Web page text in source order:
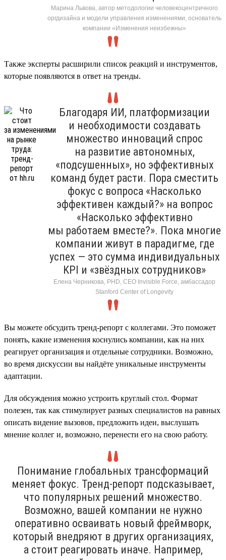
Марина Львова, автор методологии человекоцентричного
оргдизайна и модели управления изменениями, основатель
компании «Изменения неизбежны»
Также эксперты расширили список реакций и инструментов,
которые появляются в ответ на тренды.
Благодаря ИИ, платформизации
и необходимости создавать
множество инноваций спрос
на развитие автономных,
«подсушенных», но эффективных
команд будет расти. Пора сместить
фокус с вопроса «Насколько
эффективен каждый?» на вопрос
«Насколько эффективно
мы работаем вместе?». Пока многие
компании живут в парадигме, где
успех — это сумма индивидуальных
KPI и «звёздных сотрудников»
Елена Черникова, PHD, CEO Invisible Force, амбассадор
Stanford Center of Longevity
Вы можете обсудить тренд-репорт с коллегами. Это поможет
понять, какие изменения коснулись компании, как на них
реагирует организация и отдельные сотрудники. Возможно,
во время дискуссии вы найдёте уникальные инструменты
адаптации.
Для обсуждения можно устроить круглый стол. Формат
полезен, так как стимулирует разных специалистов на равных
описать видение вызовов, предложить идеи, выслушать
мнение коллег и, возможно, перенести его на свою работу.
Понимание глобальных трансформаций
меняет фокус. Тренд-репорт подсказывает,
что популярных решений множество.
Возможно, вашей компании не нужно
оперативно осваивать новый фреймворк,
который внедряют в других организациях,
а стоит реагировать иначе. Например,